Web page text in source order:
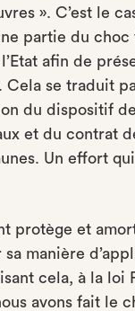
». C’est le
partie du
afin de
Cela se traduit
du dispositif
et du contrat
Un effort
protège et
manière
cela, à la loi
avons fait le